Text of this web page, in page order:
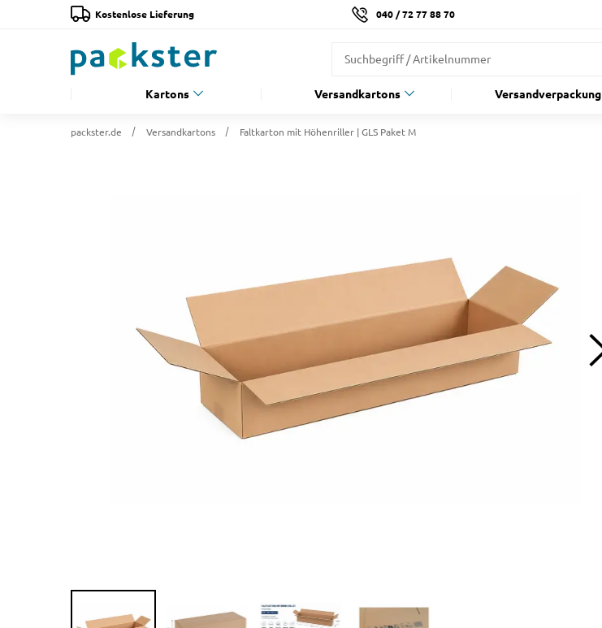
Kostenlose Lieferung 040 / 72 77 88 70
Kartons Versandkartons Versandverpackung
packster.de Versandkartons Faltkarton mit Höhenriller | GLS Paket M